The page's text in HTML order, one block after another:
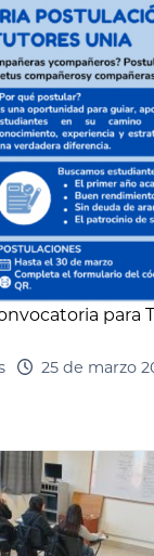
para
25 de marzo